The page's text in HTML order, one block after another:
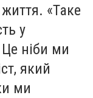
життя. «Таке
у
ніби ми
який
ми